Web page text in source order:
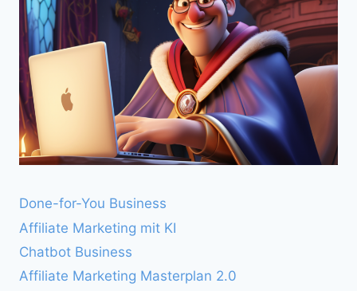
Done-for-You Business
Affiliate Marketing mit KI
Chatbot Business
Affiliate Marketing Masterplan 2.0